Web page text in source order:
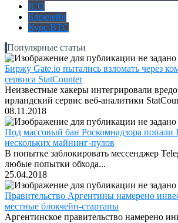
ICO
Блокчейн
Курс BTC
Популярные статьи
Биржу Gate.io пытались взломать через
сервиса StatCounter
Неизвестные хакеры интегрировали
ирландский сервис веб-аналитики
08.11.2018
Под массовый бан Роскомнадзора попали
нескольких майнинг-пулов
В попытке заблокировать мессенджер
любые попытки обхода...
25.04.2018
Правительство Аргентины намерено
местные блокчейн-стартапы
Аргентинское правительство намерено